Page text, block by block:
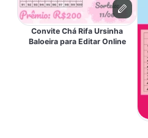
Convite Chá Rifa Ursinha
Baloeira para Editar Online